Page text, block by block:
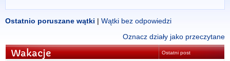
Ostatnio poruszane wątki | Wątki bez odpowiedzi
Oznacz działy jako przeczytane
Wakacje Ostatni post